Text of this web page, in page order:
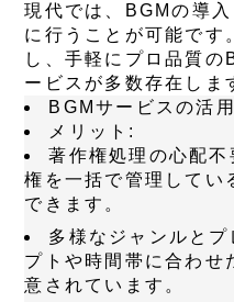
現代では、BGMの導
に行うことが可能です
し、手軽にプロ品質の
ービスが多数存在しま
BGMサービスの活
メリット:
著作権処理の心配不
権を一括で管理してい
できます。
多様なジャンルとプ
プトや時間帯に合わせ
意されています。